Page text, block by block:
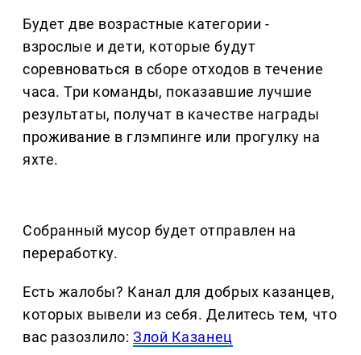
Будет две возрастные категории -
взрослые и дети, которые будут
соревноваться в сборе отходов в течение
часа. Три команды, показавшие лучшие
результаты, получат в качестве награды
проживание в глэмпинге или прогулку на
яхте.
Собранный мусор будет отправлен на
переработку.
Есть жалобы? Канал для добрых казанцев,
которых вывели из себя. Делитеcь тем, что
вас разозлило:Злой Казанец